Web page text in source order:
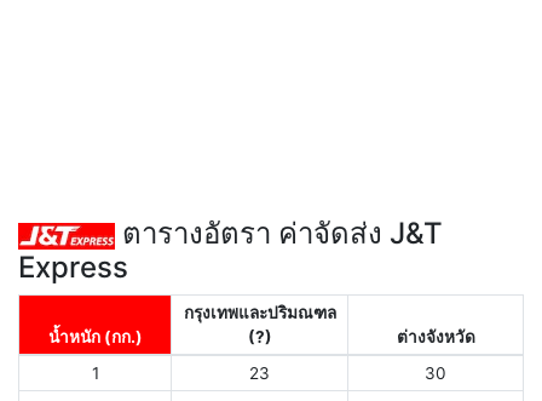
ตารางอัตรา ค่าจัดส่ง J&T
Express
น้ำหนัก (กก.)
กรุงเทพและปริมณฑล
(?)
ต่างจังหวัด
1
23
30